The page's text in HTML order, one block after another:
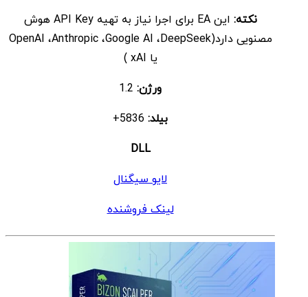
نکته:
این EA برای اجرا نیاز به تهیه API Key هوش
مصنویی دارد(OpenAI ،Anthropic ،Google AI ،DeepSeek
یا xAI )
ورژن:
بیلد:
DLL
لایو سیگنال
لینک فروشنده